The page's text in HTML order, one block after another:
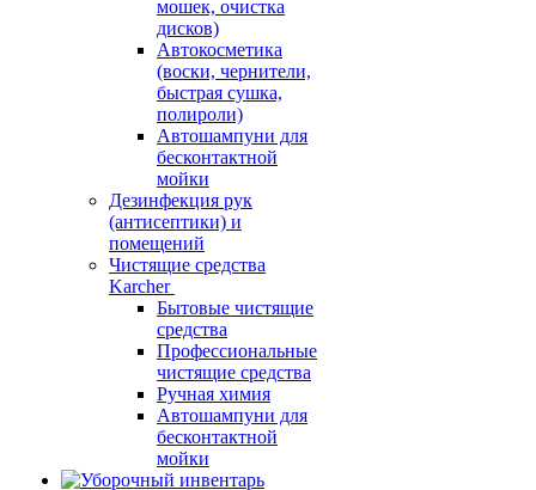
мошек, очистка
дисков)
Автокосметика
(воски, чернители,
быстрая сушка,
полироли)
Автошампуни для
бесконтактной
мойки
Дезинфекция рук
(антисептики) и
помещений
Чистящие средства
Karcher
Бытовые чистящие
средства
Профессиональные
чистящие средства
Ручная химия
Автошампуни для
бесконтактной
мойки